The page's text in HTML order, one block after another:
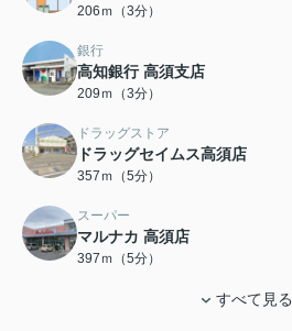
206ｍ（3分）
銀行
高知銀行 高須支店
209ｍ（3分）
ドラッグストア
ドラッグセイムス高須店
357ｍ（5分）
スーパー
マルナカ 高須店
397ｍ（5分）
すべて見る